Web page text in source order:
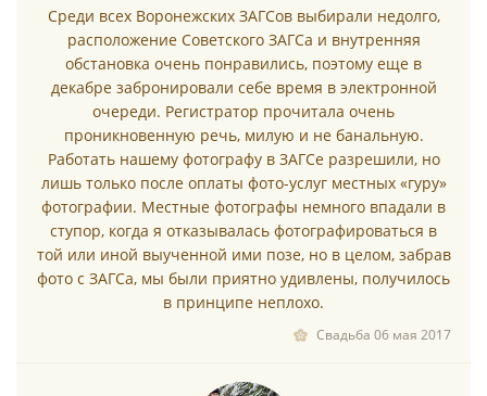
*
*
Среди всех Воронежских ЗАГСов выбирали недолго,
расположение Советского ЗАГСа и внутренняя
обстановка очень понравились, поэтому еще в
декабре забронировали себе время в электронной
очереди. Регистратор прочитала очень
проникновенную речь, милую и не банальную.
Работать нашему фотографу в ЗАГСе разрешили, но
лишь только после оплаты фото-услуг местных «гуру»
фотографии. Местные фотографы немного впадали в
ступор, когда я отказывалась фотографироваться в
той или иной выученной ими позе, но в целом, забрав
фото с ЗАГСа, мы были приятно удивлены, получилось
в принципе неплохо.
Свадьба 06 мая 2017